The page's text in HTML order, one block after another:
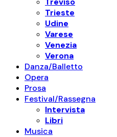
Trieste
Udine
Varese
Venezia
Verona
Danza/Balletto
Opera
Prosa
Festival/Rassegna
Intervista
Libri
Musica